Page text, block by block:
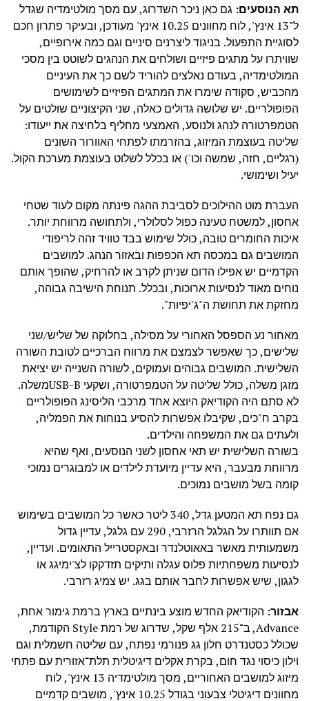
תא הנוסעים: גם כאן ניכר השדרוג, עם מסך מולטימדיה שגדל
ל־13 אינץ', לוח מחוונים 10.25 אינץ' מעודכן, ובעיקר פתרון חכם
לסוגיית התפעול. בניגוד ליצרנים סיניים וגם כמה אירופיים,
שוויתרו על מתגים פיזיים ושולחים את הנהגים לשוטט בין מסכי
המולטימדיה, בעודם נאלצים להוריד לשם כך את העיניים
מהכביש, סקודה שימרו את המתגים הפיזיים לשימושים
הפופולריים. יש שלושה גדולים כאלה, שני הקיצוניים שולטים על
הטמפרטורה לנהג ולנוסע, האמצעי מחליף בלחיצה את ייעודו:
שליטה בעוצמת המיזוג, בהזרמתו לפתחי האוורור השונים
(רגליים, חזה, שמשה וכו') או בכלל לשלוט בעוצמת מערכת הקול.
יעיל ושימושי.
העברת מוט ההילוכים לסביבת ההגה פינתה מקום לעוד שטחי
אחסון, למשטח טעינה כפול לסלולרי, ולתחושה מרווחת יותר.
איכות החומרים טובה, כולל שימוש בבד טוויד זהה לריפודי
המושבים גם במכסה תא הכפפות ובאזור הנהג. למושבים
הקדמיים יש אפילו הדום שניתן לקרב או להרחיק, שהופך אותם
נוחים מאוד לנסיעות ארוכות, ובכלל. תנוחת הישיבה גבוהה,
מחזקת את תחושת ה"ג'יפיות".
מאחור נע הספסל האחורי על מסילה, בחלוקה של שליש/שני
שלישים, כך שאפשר לצמצם את מרווח הברכיים לטובת השורה
השלישית. המושבים גבוהים ועמוקים, לשורה השנייה יש יציאת
מזגן משלה, כולל שליטה על הטמפרטורה, ושקעי USB-Bמשלה.
לא סתם היה הקודיאק היוצא אחד מרכבי הליסינג הפופולריים
בקרב ח"כים, שקיבלו אפשרות להסיע בנוחות את הפמליה,
ולעתים גם את המשפחה והילדים.
בשורה השלישית יש תאי אחסון לשני הנוסעים, ואף שהיא
מרווחת מבעבר, היא עדיין מיועדת לילדים או למבוגרים נמוכי
קומה בשל מושבים נמוכים.
גם נפח תא המטען גדל, 340 ליטר כאשר כל המושבים בשימוש
אם תוותרו על הגלגל הרזרבי, 290 עם גלגל, עדיין גדול
משמעותית מאשר באאוטלנדר ובאקסטרייל התאומים. ועדיין,
לנסיעות משפחתיות פלוס עגלה ותיקים תזדקקו לצ'ימיגג או
לגגון, שיש אפשרות לחבר אותם בגג. יש צמיג רזרבי.
אבזור: הקודיאק החדש מוצע בינתיים בארץ ברמת גימור אחת,
Advance, ב־215 אלף שקל, שדרוג של רמת Style הקודמת,
שכולל כסטנדרט חלון גג פנורמי נפתח, עם שליטה חשמלית וגם
וילון כיסוי נגד חום, בקרת אקלים דיגיטלית תלת־אזורית עם פתחי
מיזוג למושבים האחוריים, מסך מולטימדיה 13 אינץ', לוח
מחוונים דיגיטלי צבעוני בגודל 10.25 אינץ', מושבים קדמיים